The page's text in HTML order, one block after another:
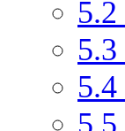
5.2
5.3
5.4
5.5